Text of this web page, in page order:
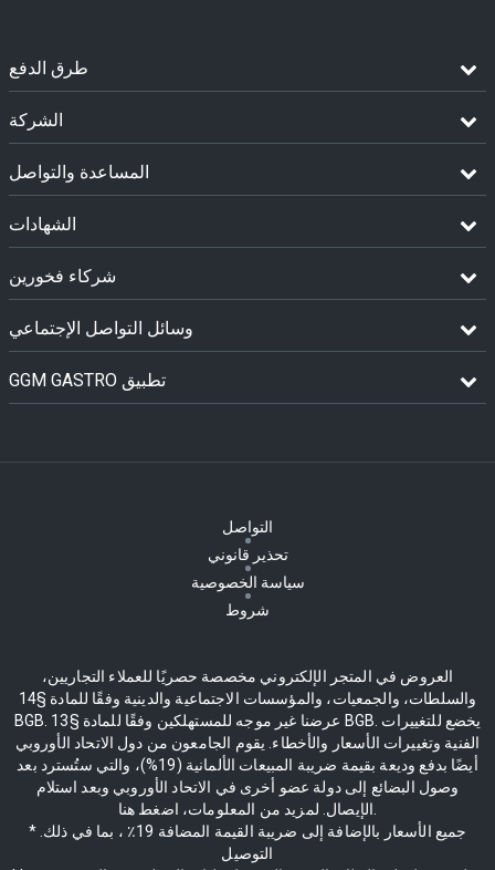
طرق الدفع
الشركة
المساعدة والتواصل
الشهادات
شركاء فخورين
وسائل التواصل الإجتماعي
GGM GASTRO تطبيق
التواصل
تحذير قانوني
سياسة الخصوصية
شروط
العروض في المتجر الإلكتروني مخصصة حصريًا للعملاء التجاريين،
والسلطات، والجمعيات، والمؤسسات الاجتماعية والدينية وفقًا للمادة §14
BGB. عرضنا غير موجه للمستهلكين وفقًا للمادة §13 BGB. يخضع للتغييرات
الفنية وتغييرات الأسعار والأخطاء. يقوم الجامعون من دول الاتحاد الأوروبي
أيضًا بدفع وديعة بقيمة ضريبة المبيعات الألمانية (19%)، والتي ستُسترد بعد
وصول البضائع إلى دولة عضو أخرى في الاتحاد الأوروبي وبعد استلام
* جميع الأسعار بالإضافة إلى ضريبة القيمة المضافة 19٪ ، بما في ذلك.
التوصيل